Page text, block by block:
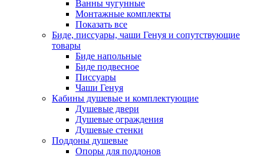
Ванны чугунные
Монтажные комплекты
Показать все
Биде, писсуары, чаши Генуя и сопутствующие
товары
Биде напольные
Биде подвесное
Писсуары
Чаши Генуя
Кабины душевые и комплектующие
Душевые двери
Душевые ограждения
Душевые стенки
Поддоны душевые
Опоры для поддонов